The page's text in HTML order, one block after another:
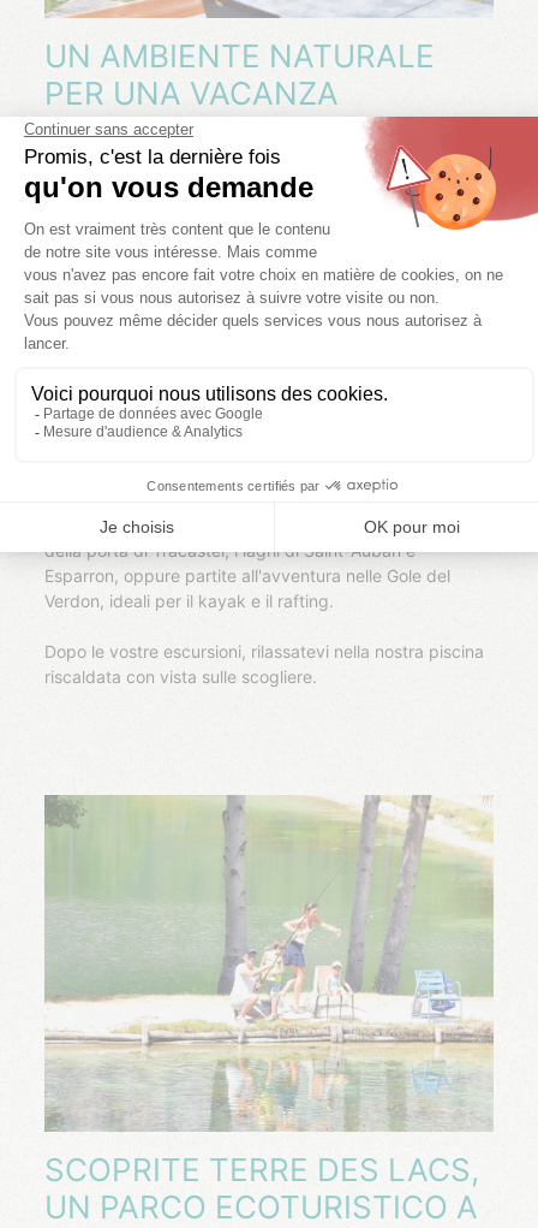
​UN AMBIENTE NATURALE
PER UNA VACANZA
DINAMICA
Provenza, il nostro campeggio è il punto di partenza
ideale per esplorare una regione ricca di attività sportive
e nella natura.
Gli escursionisti, i ciclisti e gli appassionati di trail running
potranno approfittare di una rete di sentieri tra
montagne, foreste e gole selvagge. Nelle vicinanze
possibilità di praticare canyoning, parapendio o
speleologia.
più rinomati d'Europa, offre battesimi dell'aria e voli di
scoperta per ammirare la regione dal cielo.
Per quanto riguarda il patrimonio e il relax, scoprite i resti
della porta di Tracastel, i laghi di Saint-Auban e
Esparron, oppure partite all'avventura nelle Gole del
Verdon, ideali per il kayak e il rafting.
Dopo le vostre escursioni, rilassatevi nella nostra piscina
riscaldata con vista sulle scogliere.
SCOPRITE TERRE DES LACS,
UN PARCO ECOTURISTICO A